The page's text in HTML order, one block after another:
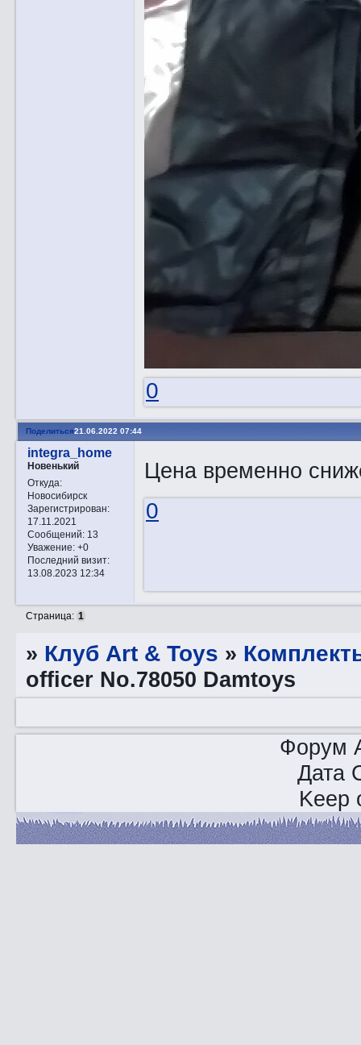
0
Поделиться21.06.2022 07:44
integra_home
Новенький
Откуда:
Новосибирск
Зарегистрирован:
17.11.2021
Сообщений:13
Уважение: +0
Последний визит:
13.08.2023 12:34
Цена временно
0
Страница: 1
» Клуб Art & Toys »
officer No.78050 Damtoys
Форум
Дата
Keep